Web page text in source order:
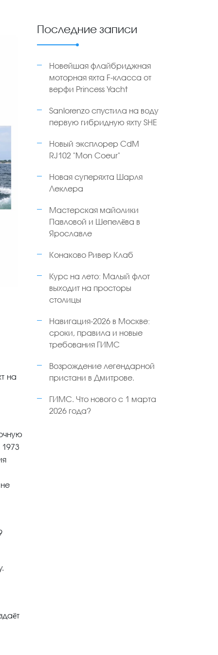
на
Последние записи
Новейшая флайбриджная
моторная яхта F-класса от
верфи Princess Yacht
Sanlorenzo спустила на воду
первую гибридную яхту SHE
Новый эксплорер CdM
RJ102 "Mon Coeur"
Новая суперяхта Шарля
Леклера
Мастерская майолики
Павловой и Шепелёва в
Ярославле
Конаково Ривер Клаб
Курс на лето: Малый флот
выходит на просторы
столицы
Навигация-2026 в Москве:
сроки, правила и новые
требования ГИМС
Возрождение легендарной
пристани в Дмитрове.
ГИМС. Что нового с 1 марта
2026 года?